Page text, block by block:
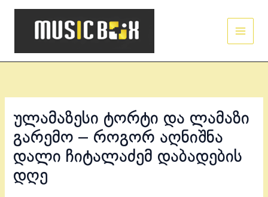
Skip
ულამაზესი ტორტი და ლამაზი
გარემო – როგორ აღნიშნა
დალი ჩიტალაძემ დაბადების
დღე